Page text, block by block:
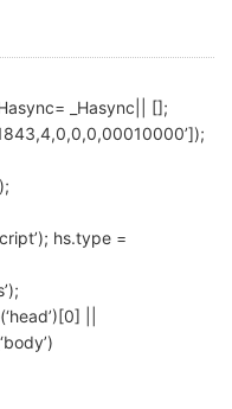
_Hasync|| [];
hs.type =
||